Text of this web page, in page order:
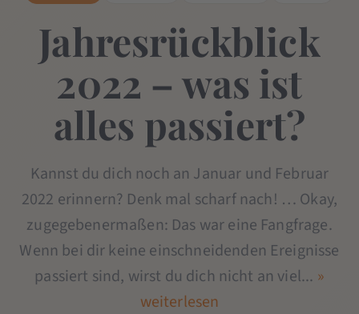
Jahresrückblick
2022 – was ist
alles passiert?
Kannst du dich noch an Januar und Februar
2022 erinnern? Denk mal scharf nach! … Okay,
zugegebenermaßen: Das war eine Fangfrage.
Wenn bei dir keine einschneidenden Ereignisse
passiert sind, wirst du dich nicht an viel... »
weiterlesen